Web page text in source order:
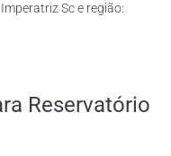
Sc e região:
Reservatório